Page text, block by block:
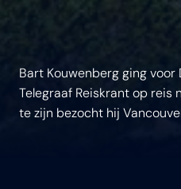
Bart Kouwenberg ging voor
Telegraaf Reiskrant op reis
te zijn bezocht hij